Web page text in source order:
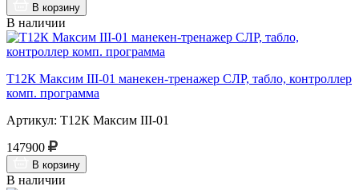
В корзину
В наличии
Т12К Максим III-01 манекен-тренажер СЛР, табло, контроллер
комп. программа
Артикул: Т12К Максим III-01
147900
В корзину
В наличии